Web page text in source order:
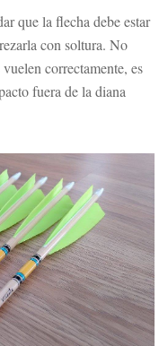
que la flecha debe estar
con soltura. No
correctamente, es
fuera de la diana